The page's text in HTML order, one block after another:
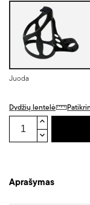
Juoda
Dydžių lentelė
Aprašymas